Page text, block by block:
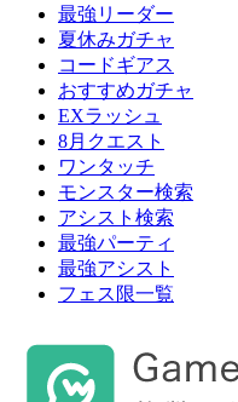
最強リーダー
夏休みガチャ
コードギアス
おすすめガチャ
EXラッシュ
8月クエスト
ワンタッチ
モンスター検索
アシスト検索
最強パーティ
最強アシスト
フェス限一覧